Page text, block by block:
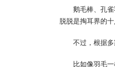
鹅毛棒、孔
脱脱是掏耳界的十
不过，根据
比如像羽毛